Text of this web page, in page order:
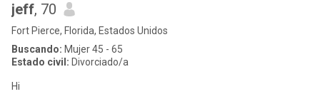
jeff, 70
Fort Pierce, Florida, Estados Unidos
Buscando: Mujer 45 - 65
Estado civil: Divorciado/a
Hi